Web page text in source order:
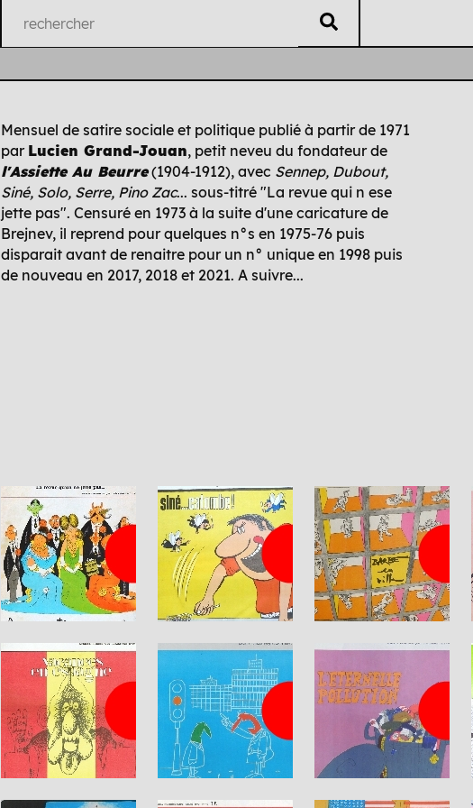
Véritable Listing U
Auteur·es
B
Mensuel de satire sociale et politique publié à partir de 1971
par Lucien Grand-Jouan, petit neveu du fondateur de
l'Assiette Au Beurre(1904-1912), avec Sennep, Dubout,
Siné, Solo, Serre, Pino Zac... sous-titré "La revue qui n ese
jette pas". Censuré en 1973 à la suite d'une caricature de
Brejnev, il reprend pour quelques n°s en 1975-76 puis
disparait avant de renaitre pour un n° unique en 1998 puis
de nouveau en 2017, 2018 et 2021. A suivre...